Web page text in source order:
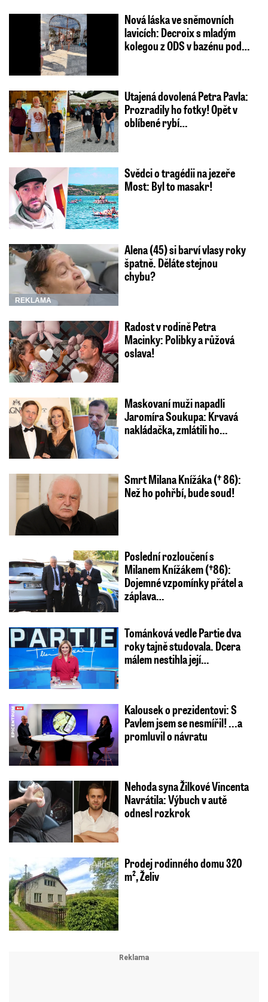
Nová láska ve sněmovních
lavicích: Decroix s mladým
kolegou z ODS v bazénu pod…
Utajená dovolená Petra Pavla:
Prozradily ho fotky! Opět v
oblíbené rybí…
Svědci o tragédii na jezeře
Most: Byl to masakr!
REKLAMA
Alena (45) si barví vlasy roky
špatně. Děláte stejnou
chybu?
Radost v rodině Petra
Macinky: Polibky a růžová
oslava!
Maskovaní muži napadli
Jaromíra Soukupa: Krvavá
nakládačka, zmlátili ho…
Smrt Milana Knížáka († 86):
Než ho pohřbí, bude soud!
Poslední rozloučení s
Milanem Knížákem (†86):
Dojemné vzpomínky přátel a
záplava…
Tománková vedle Partie dva
roky tajně studovala. Dcera
málem nestihla její…
Kalousek o prezidentovi: S
Pavlem jsem se nesmířil! ...a
promluvil o návratu
Nehoda syna Žilkové Vincenta
Navrátila: Výbuch v autě
odnesl rozkrok
Prodej rodinného domu 320
m², Želiv